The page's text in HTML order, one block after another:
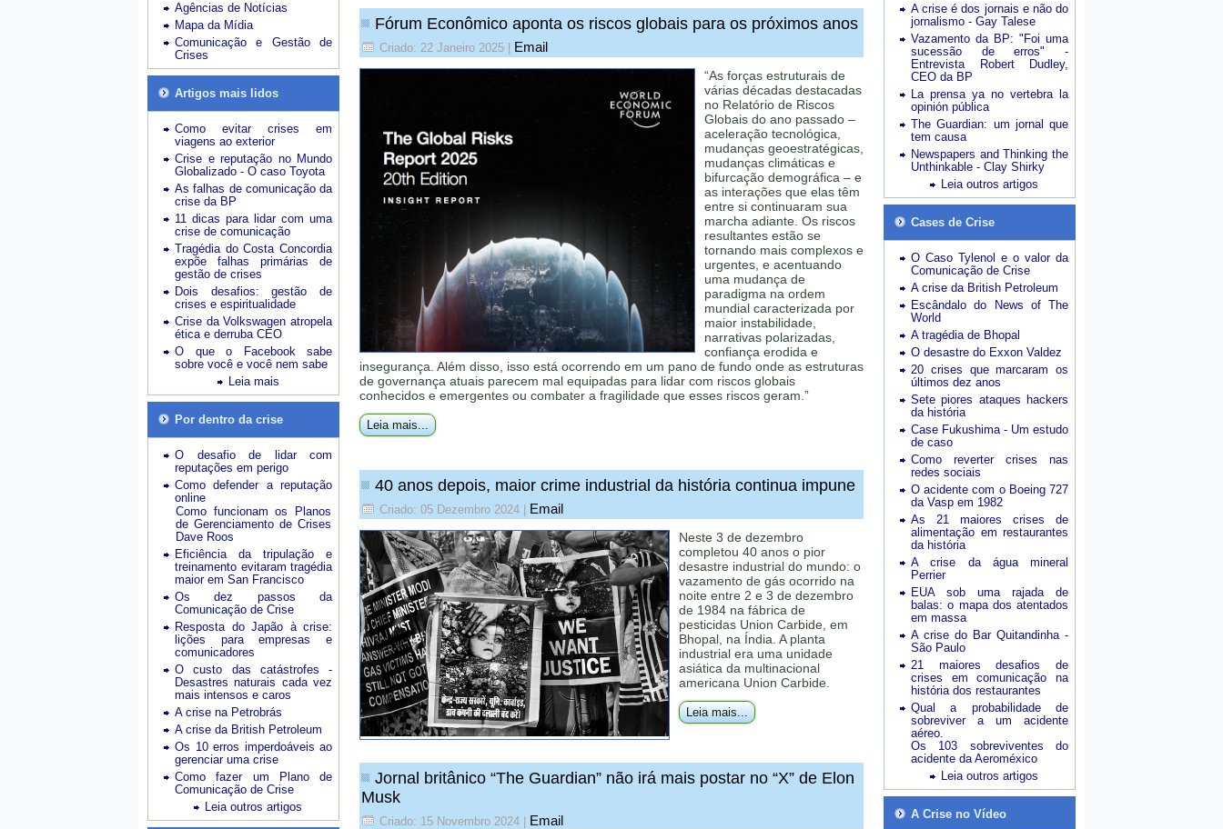
Agências de Notícias
Mapa da Mídia
Comunicação e Gestão de
Crises
Artigos mais lidos
Como evitar crises em
viagens ao exterior
Crise e reputação no Mundo
Globalizado - O caso Toyota
As falhas de comunicação da
crise da BP
11 dicas para lidar com uma
crise de comunicação
Tragédia do Costa Concordia
expõe falhas primárias de
gestão de crises
Dois desafios: gestão de
crises e espiritualidade
Crise da Volkswagen atropela
ética e derruba CEO
O que o Facebook sabe
sobre você e você nem sabe
Leia mais
Por dentro da crise
O desafio de lidar com
reputações em perigo
Como defender a reputação
online
Como funcionam os Planos
de Gerenciamento de Crises
Dave Roos
Eficiência da tripulação e
treinamento evitaram tragédia
maior em San Francisco
Os dez passos da
Comunicação de Crise
Resposta do Japão à crise:
lições para empresas e
comunicadores
O custo das catástrofes -
Desastres naturais cada vez
mais intensos e caros
A crise na Petrobrás
A crise da British Petroleum
Os 10 erros imperdoáveis ao
gerenciar uma crise
Como fazer um Plano de
Comunicação de Crise
Leia outros artigos
Fórum Econômico aponta os riscos globais para os próximos anos
Criado: 22 Janeiro 2025 Email
“As forças estruturais de
várias décadas destacadas
no Relatório de Riscos
Globais do ano passado –
aceleração tecnológica,
mudanças geoestratégicas,
mudanças climáticas e
bifurcação demográfica – e
as interações que elas têm
entre si continuaram sua
marcha adiante. Os riscos
resultantes estão se
tornando mais complexos e
urgentes, e acentuando
uma mudança de
paradigma na ordem
mundial caracterizada por
maior instabilidade,
narrativas polarizadas,
confiança erodida e
insegurança. Além disso, isso está ocorrendo em um pano de fundo onde as estruturas
de governança atuais parecem mal equipadas para lidar com riscos globais
conhecidos e emergentes ou combater a fragilidade que esses riscos geram.”
Leia mais...
40 anos depois, maior crime industrial da história continua impune
Criado: 05 Dezembro 2024 Email
Neste 3 de dezembro
completou 40 anos o pior
desastre industrial do mundo: o
vazamento de gás ocorrido na
noite entre 2 e 3 de dezembro
de 1984 na fábrica de
pesticidas Union Carbide, em
Bhopal, na Índia. A planta
industrial era uma unidade
asiática da multinacional
americana Union Carbide.
Leia mais...
Jornal britânico “The Guardian” não irá mais postar no “X” de Elon
Musk
Criado: 15 Novembro 2024 Email
A crise é dos jornais e não do
jornalismo - Gay Talese
Vazamento da BP: "Foi uma
sucessão de erros" -
Entrevista Robert Dudley,
CEO da BP
La prensa ya no vertebra la
opinión pública
The Guardian: um jornal que
tem causa
Newspapers and Thinking the
Unthinkable - Clay Shirky
Leia outros artigos
Cases de Crise
O Caso Tylenol e o valor da
Comunicação de Crise
A crise da British Petroleum
Escândalo do News of The
World
A tragédia de Bhopal
O desastre do Exxon Valdez
20 crises que marcaram os
últimos dez anos
Sete piores ataques hackers
da história
Case Fukushima - Um estudo
de caso
Como reverter crises nas
redes sociais
O acidente com o Boeing 727
da Vasp em 1982
As 21 maiores crises de
alimentação em restaurantes
da história
A crise da água mineral
Perrier
EUA sob uma rajada de
balas: o mapa dos atentados
em massa
A crise do Bar Quitandinha -
São Paulo
21 maiores desafios de
crises em comunicação na
história dos restaurantes
Qual a probabilidade de
sobreviver a um acidente
aéreo.
Os 103 sobreviventes do
acidente da Aeroméxico
Leia outros artigos
A Crise no Vídeo